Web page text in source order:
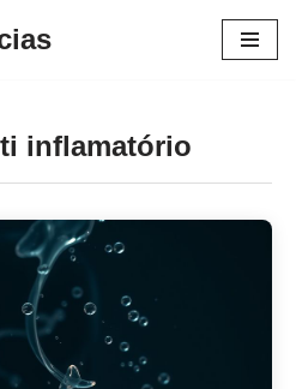
inflamatório